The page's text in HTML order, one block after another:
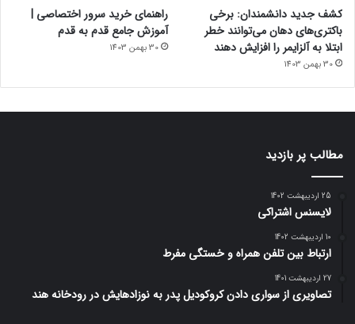
کشف جدید دانشمندان: برخی
باکتری‌های دهان می‌توانند خطر
ابتلا به آلزایمر را افزایش دهند
30 بهمن 1403
راهنمای خرید سرور اختصاصی |
آموزش جامع قدم به قدم
30 بهمن 1403
مطالب پر بازدید
25 اردیبهشت 1402
لایسنس اشتراکی
10 اردیبهشت 1402
ارتباط بین تلفن همراه و خستگی مفرط
27 اردیبهشت 1401
تصاویری از سواری دادن کروکودیل پدر به نوزادهایش در رودخانه هند